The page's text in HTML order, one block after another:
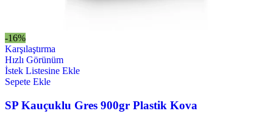
-16%
Karşılaştırma
Hızlı Görünüm
İstek Listesine Ekle
Sepete Ekle
SP Kauçuklu Gres 900gr Plastik Kova